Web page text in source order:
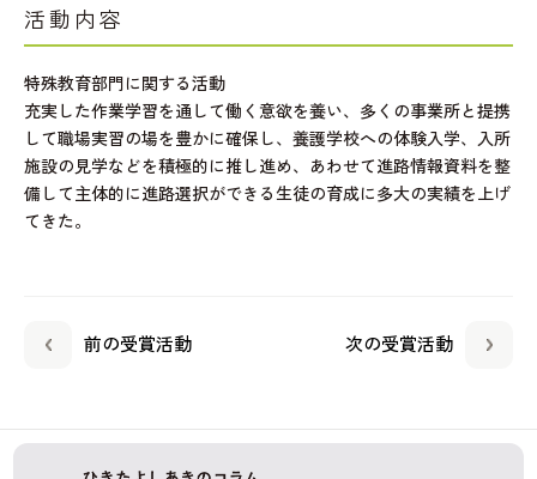
活動内容
特殊教育部門に関する活動
充実した作業学習を通して働く意欲を養い、多くの事業所と提携
して職場実習の場を豊かに確保し、養護学校への体験入学、入所
施設の見学などを積極的に推し進め、あわせて進路情報資料を整
備して主体的に進路選択ができる生徒の育成に多大の実績を上げ
てきた。
前の受賞活動 次の受賞活動